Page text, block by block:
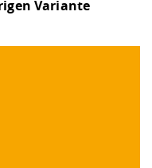
Variante